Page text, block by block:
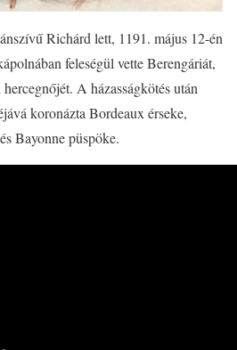
Richárd lett, 1191. május 12-én
feleségül vette Berengáriát,
A házasságkötés után
koronázta Bordeaux érseke,
Bayonne püspöke.